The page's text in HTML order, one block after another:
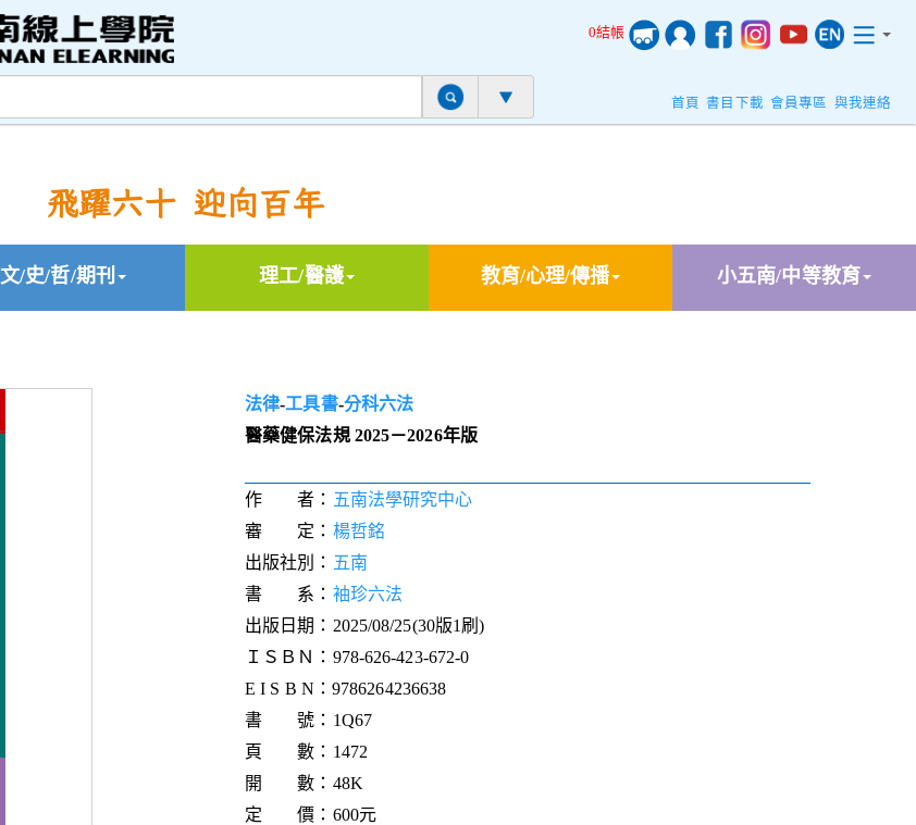
0結帳
首頁 書目下載 會員專區 與我連絡
飛躍六十 迎向百年
文/史/哲/期刊 理工/醫護 教育/心理/傳播 小五南/中等教育
法律-工具書-分科六法
醫藥健保法規 2025－2026年版
作 者： 五南法學研究中心
審 定： 楊哲銘
出版社別： 五南
書 系： 袖珍六法
出版日期：2025/08/25(30版1刷)
ＩＳＢＮ：978-626-423-672-0
E I S B N：9786264236638
書 號：1Q67
頁 數：1472
開 數：48K
定 價：600元